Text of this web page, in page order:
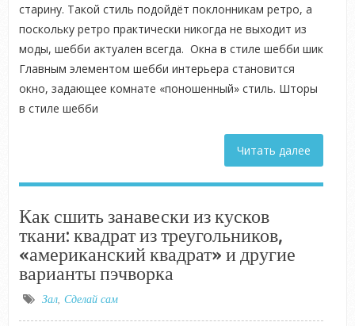
старину. Такой стиль подойдёт поклонникам ретро, а
поскольку ретро практически никогда не выходит из
моды, шебби актуален всегда. Окна в стиле шебби шик
Главным элементом шебби интерьера становится
окно, задающее комнате «поношенный» стиль. Шторы
в стиле шебби
Читать далее
Как сшить занавески из кусков
ткани: квадрат из треугольников,
«американский квадрат» и другие
варианты пэчворка
Зал, Сделай сам